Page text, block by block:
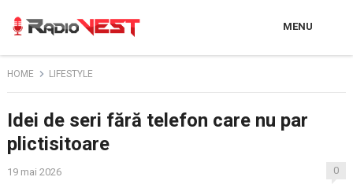
MENU
HOME LIFESTYLE
Idei de seri fără telefon care nu par
plictisitoare
19 mai 2026 0